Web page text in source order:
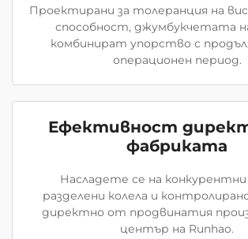
Проектирани за толеранция на
способност, джумбукчетата
комбинират упорство с
операционен период.
Ефективност
фабриката
Насладете се на конкурентни
разделени колела и
директно от продвинатия
център на Runhao.